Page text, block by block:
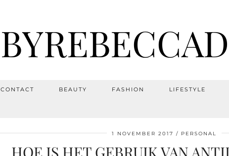
CONTACT BEAUTY FASHION LIFESTYLE
1 NOVEMBER 2017 PERSONAL
HOE IS HET GEBRUIK VAN